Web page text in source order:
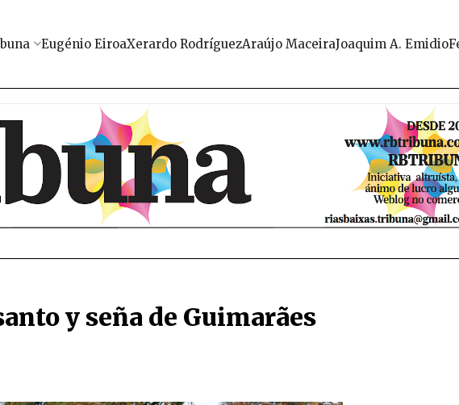
Eugénio EiroaXerardo RodríguezAraújo MaceiraJoaquim A. Emidio
y seña de Guimarães